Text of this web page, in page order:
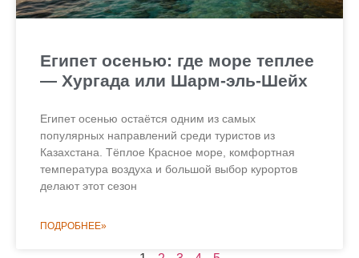
Египет осенью: где море теплее
— Хургада или Шарм-эль-Шейх
Египет осенью остаётся одним из самых
популярных направлений среди туристов из
Казахстана. Тёплое Красное море, комфортная
температура воздуха и большой выбор курортов
делают этот сезон
ПОДРОБНЕЕ»